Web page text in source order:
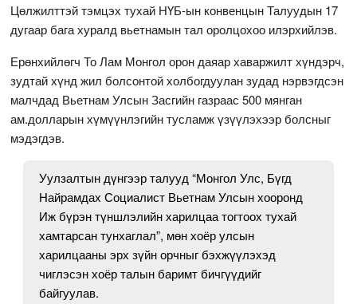
Цөлжилттэй тэмцэх тухай НҮБ-ын конвенцын Талуудын 17
дугаар бага хуралд вьетнамын тал оролцохоо илэрхийлэв.
Ерөнхийлөгч То Лам Монгол орон даяар хаваржилт хүндэрч,
зудтай хүнд жил болсонтой холбогдуулан зудад нэрвэгдсэн
малчдад Вьетнам Улсын Засгийн газраас 500 мянган
ам.долларын хүмүүнлэгийн тусламж үзүүлэхээр болсныг
мэдэгдэв.
Уулзалтын дүнгээр талууд “Монгол Улс, Бүгд
Найрамдах Социалист Вьетнам Улсын хооронд
Иж бүрэн түншлэлийн харилцаа тогтоох тухай
хамтарсан тунхаглал”, мөн хоёр улсын
харилцааны эрх зүйн орчныг бэхжүүлэхэд
чиглэсэн хоёр талын баримт бичгүүдийг
байгуулав.